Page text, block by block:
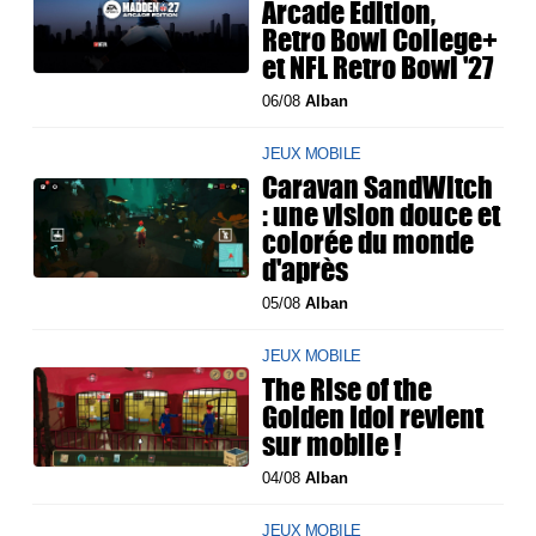
Arcade Edition,
Retro Bowl College+
et NFL Retro Bowl '27
06/08Alban
JEUX MOBILE
Caravan SandWitch
: une vision douce et
colorée du monde
d'après
05/08Alban
JEUX MOBILE
The Rise of the
Golden Idol revient
sur mobile !
04/08Alban
JEUX MOBILE